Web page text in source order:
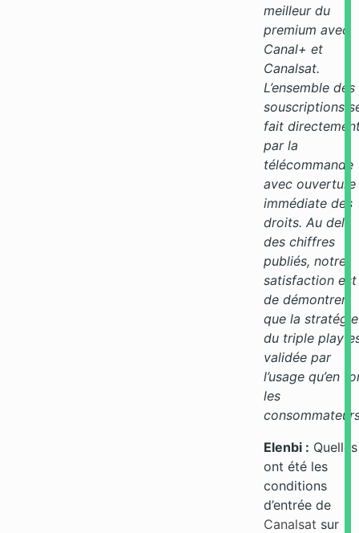
meilleur du
premium avec
Canal+ et
Canalsat.
L’ensemble des
souscriptions
fait
par la
télécommande
avec ouverture
immédiate des
droits. Au delà
des chiffres
publiés, notre
satisfaction est
de démontrer
que la stratégie
du triple play
validée par
l’usage qu’en
les
Elenbi : Quelles
ont été les
conditions
d’entrée de
Canalsat sur